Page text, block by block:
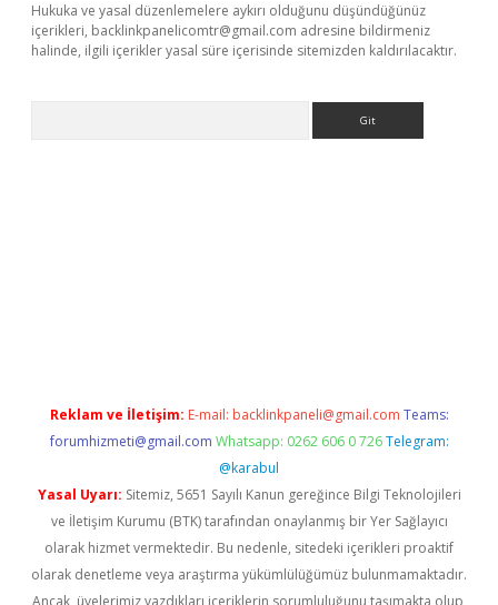
Hukuka ve yasal düzenlemelere aykırı olduğunu düşündüğünüz
içerikleri, backlinkpanelicomtr@gmail.com adresine bildirmeniz
halinde, ilgili içerikler yasal süre içerisinde sitemizden kaldırılacaktır.
Reklam ve İletişim: E-mail: backlinkpaneli@gmail.com Teams:
forumhizmeti@gmail.com Whatsapp: 0262 606 0 726 Telegram:
@karabul
Yasal Uyarı: Sitemiz, 5651 Sayılı Kanun gereğince Bilgi Teknolojileri
ve İletişim Kurumu (BTK) tarafından onaylanmış bir Yer Sağlayıcı
olarak hizmet vermektedir. Bu nedenle, sitedeki içerikleri proaktif
olarak denetleme veya araştırma yükümlülüğümüz bulunmamaktadır.
Ancak, üyelerimiz yazdıkları içeriklerin sorumluluğunu taşımakta olup,